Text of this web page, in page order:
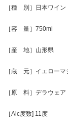
［種 別］日本ワイ
［容 量］750ml
［産 地］山形県
［蔵 元］イエローマ
［原 料］デラウェア
［Alc度数] 11度